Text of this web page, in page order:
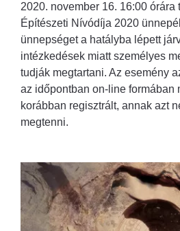
2020. november 16. 16:00 órára
Építészeti Nívódíja 2020
ünnepséget a hatályba lépett
intézkedések miatt személyes
tudják megtartani. Az esemény
az időpontban on-line formában
korábban regisztrált, annak azt
megtenni.